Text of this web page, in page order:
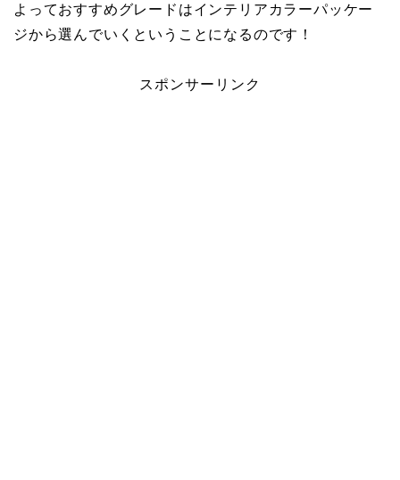
よっておすすめグレードはインテリアカラーパッケー
ジから選んでいくということになるのです！
スポンサーリンク